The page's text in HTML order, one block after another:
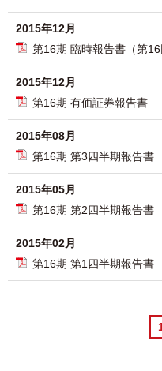
2015年12月
第16期 臨時報告書（第16
2015年12月
第16期 有価証券報告書
2015年08月
第16期 第3四半期報告書
2015年05月
第16期 第2四半期報告書
2015年02月
第16期 第1四半期報告書